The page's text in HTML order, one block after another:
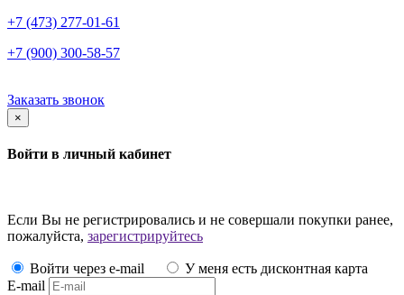
+7 (473) 277-01-61
+7 (900) 300-58-57
Заказать звонок
×
Войти в личный кабинет
Если Вы не регистрировались и не совершали покупки ранее,
пожалуйста, зарегистрируйтесь
Войти через e-mail
У меня есть дисконтная карта
E-mail